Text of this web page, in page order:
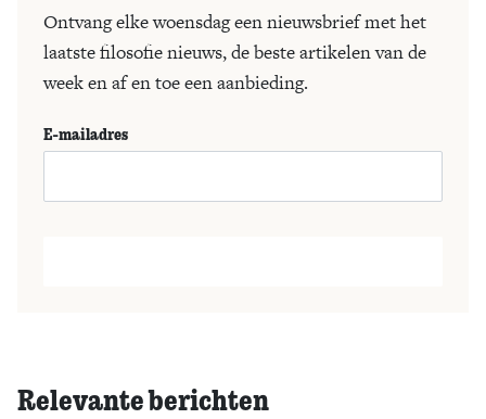
Ontvang elke woensdag een nieuwsbrief met het
laatste filosofie nieuws, de beste artikelen van de
week en af en toe een aanbieding.
E-mailadres
Relevante berichten